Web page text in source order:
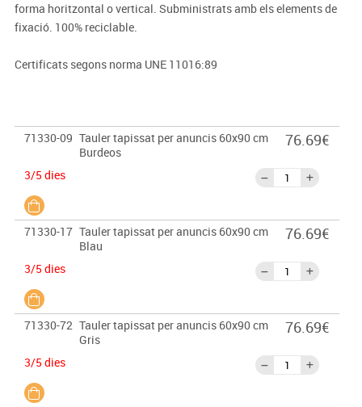
forma horitzontal o vertical. Subministrats amb els elements de
fixació. 100% reciclable.
Certificats segons norma UNE 11016:89
71330-09 Tauler tapissat per anuncis 60x90 cm
Burdeos
3/5 dies
76.69€
71330-17 Tauler tapissat per anuncis 60x90 cm
Blau
3/5 dies
76.69€
71330-72 Tauler tapissat per anuncis 60x90 cm
Gris
3/5 dies
76.69€